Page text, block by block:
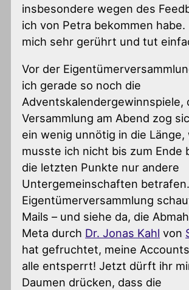
insbesondere wegen des
ich von Petra bekommen habe.
mich sehr gerührt und tut
Vor der
ich gerade so noch die
Adventskalendergewinnspiele,
Versammlung am Abend zog
ein wenig unnötig in die
musste ich nicht bis zum Ende
die letzten Punkte nur andere
Untergemeinschaften
Eigentümerversammlung
Mails – und siehe da, die
Meta durch Dr. Jonas Kahl von
hat gefruchtet, meine
alle entsperrt! Jetzt dürft ihr
Daumen drücken, dass die